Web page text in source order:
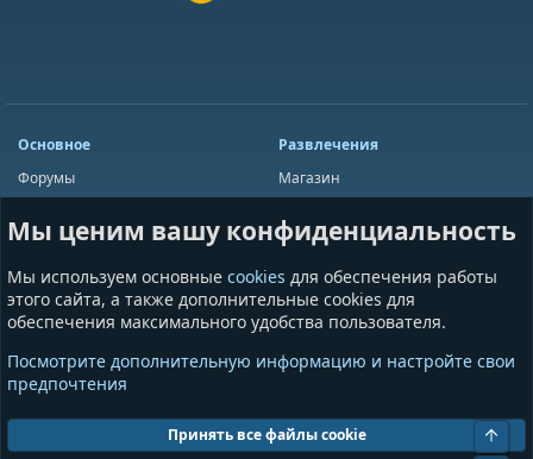
Основное
Форумы
Мини-чат
Ресурсы
Сообщества
Развлечения
Магазин
Лотереи
Приложения
Информация
Условия и правила
Политика конфиденциальности
Помощь
Разное
Общая информация
Пожертвования
Мы ценим вашу конфиденциальность
Мы используем основные cookies для обеспечения работы
этого сайта, а также дополнительные cookies для
обеспечения максимального удобства пользователя.
Посмотрите дополнительную информацию и настройте свои
предпочтения
Принять все файлы cookie